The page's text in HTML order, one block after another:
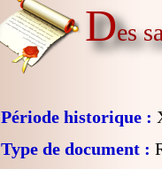
Des
Période historique :
Type de document :